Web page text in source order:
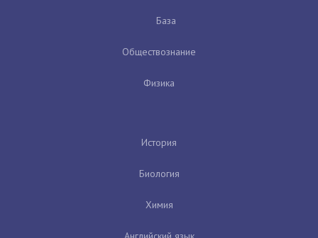
База
Обществознание
Физика
История
Биология
Химия